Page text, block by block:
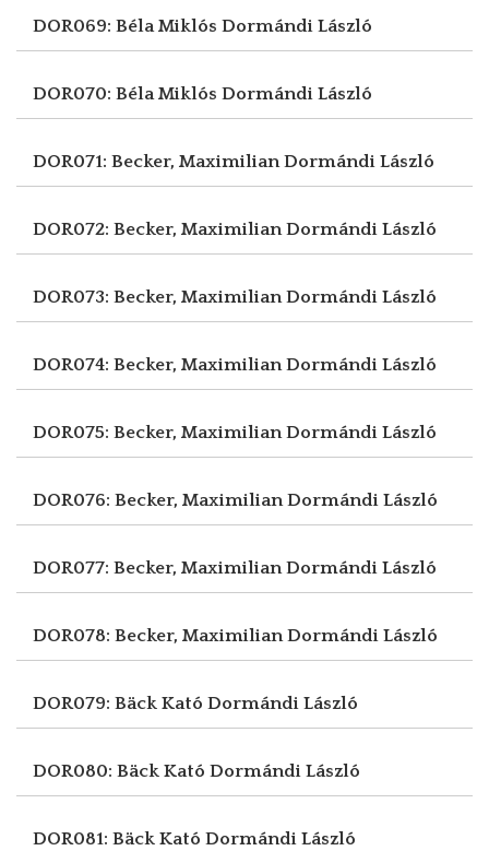
DOR069: Béla Miklós Dormándi László
DOR070: Béla Miklós Dormándi László
DOR071: Becker, MaximilianDormándi László
DOR072: Becker, MaximilianDormándi László
DOR073: Becker, MaximilianDormándi László
DOR074: Becker, MaximilianDormándi László
DOR075: Becker, MaximilianDormándi László
DOR076: Becker, MaximilianDormándi László
DOR077: Becker, MaximilianDormándi László
DOR078: Becker, MaximilianDormándi László
DOR079: Bäck Kató Dormándi László
DOR080: Bäck Kató Dormándi László
DOR081: Bäck Kató Dormándi László